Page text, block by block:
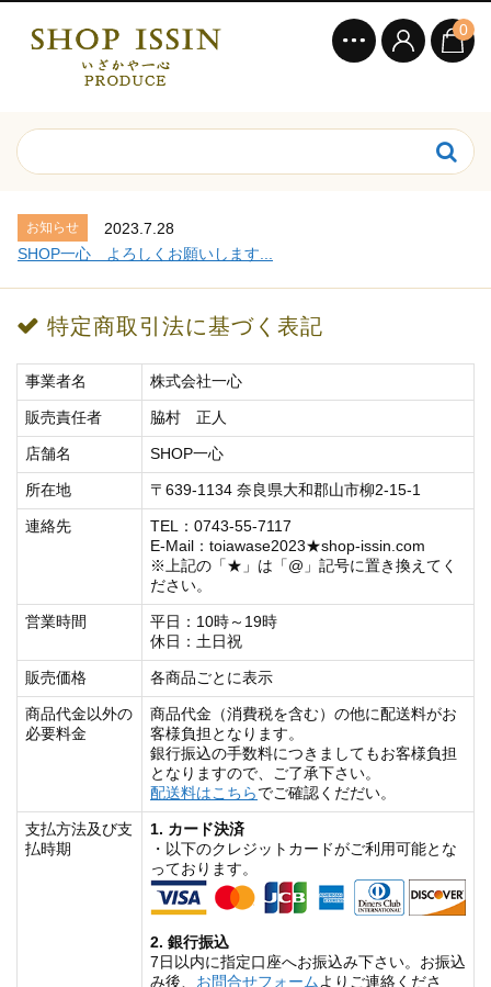
0
お知らせ
2023.7.28
SHOP一心 よろしくお願いします...
特定商取引法に基づく表記
事業者名 株式会社一心
販売責任者 脇村 正人
店舗名 SHOP一心
所在地 〒639-1134 奈良県大和郡山市柳2-15-1
連絡先
TEL：0743-55-7117
E-Mail：toiawase2023★shop-issin.com
※上記の「★」は「@」記号に置き換えてく
ださい。
営業時間
平日：10時～19時
休日：土日祝
販売価格 各商品ごとに表示
商品代金以外の
必要料金
商品代金（消費税を含む）の他に配送料がお
客様負担となります。
銀行振込の手数料につきましてもお客様負担
となりますので、ご了承下さい。
配送料はこちらでご確認くだだい。
支払方法及び支
払時期
1. カード決済
・以下のクレジットカードがご利用可能とな
っております。
2. 銀行振込
7日以内に指定口座へお振込み下さい。お振込
み後、 お問合せフォーム よりご連絡くださ